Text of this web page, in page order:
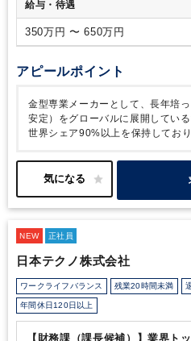
給与・待遇
350万円 〜 650万円
アピールポイント
金型専業メーカーとして、長年培
安定）をグローバルに展開している
世界シェア90%以上を保持してお
注力し、売上拡大しています。現
ですが、アジア圏を中心に展開し
ています。日次業務~単体・連結
理・財務・IR等多岐にわたり行っ
活躍されております。自身の実力
にオススメの求人です。
NEW 正社員
日本テクノ株式会社
ワークライフバランス 残業20時間未満
年間休日120日以上
【財務課（課長候補）】業界ト